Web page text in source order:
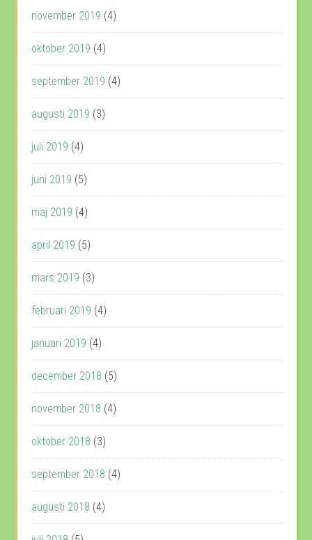
november 2019 (4)
oktober 2019 (4)
september 2019 (4)
augusti 2019 (3)
juli 2019 (4)
juni 2019 (5)
maj 2019 (4)
april 2019 (5)
mars 2019 (3)
februari 2019 (4)
januari 2019 (4)
december 2018 (5)
november 2018 (4)
oktober 2018 (3)
september 2018 (4)
augusti 2018 (4)